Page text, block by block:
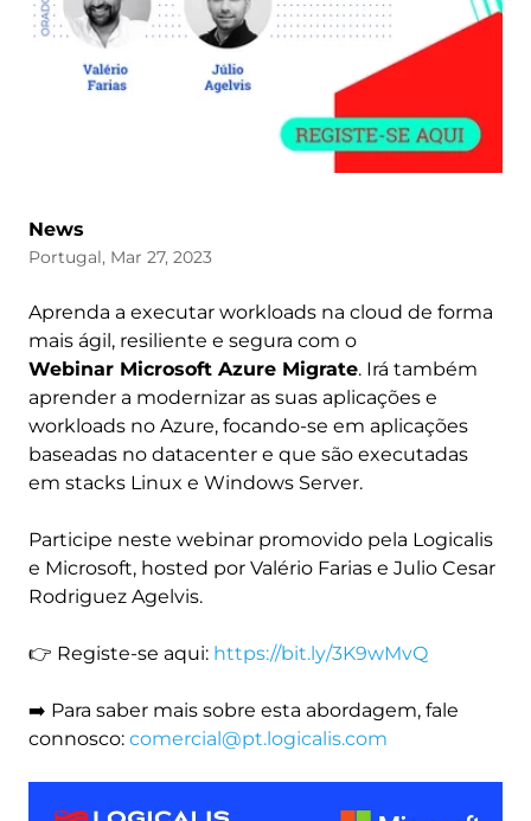
News
Portugal, Mar 27, 2023
Aprenda a executar workloads na cloud de forma
mais ágil, resiliente e segura com o
Webinar Microsoft Azure Migrate. Irá também
aprender a modernizar as suas aplicações e
workloads no Azure, focando-se em aplicações
baseadas no datacenter e que são executadas
em stacks Linux e Windows Server.
Participe neste webinar promovido pela Logicalis
e Microsoft, hosted por Valério Farias e Julio Cesar
Rodriguez Agelvis.
👉 Registe-se aqui: https://bit.ly/3K9wMvQ
➡️ Para saber mais sobre esta abordagem, fale
connosco: comercial@pt.logicalis.com